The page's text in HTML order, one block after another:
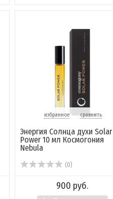
избранное сравнить
Энергия Солнца духи Solar
Power 10 мл Космогония
Nebula
(0)
900 руб.